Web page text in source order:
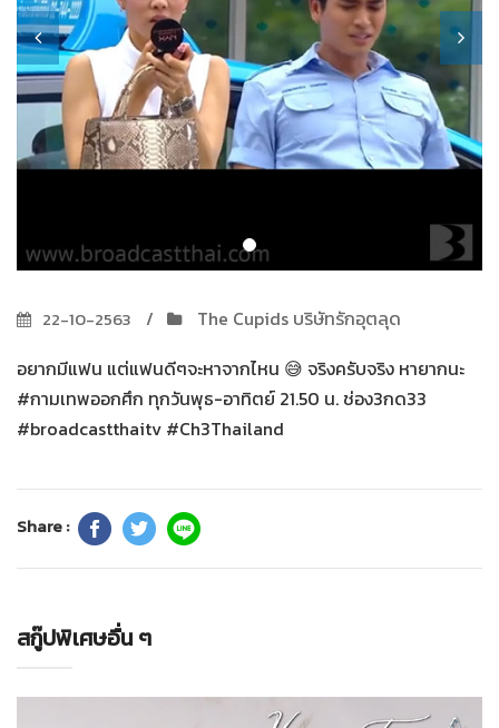
22-10-2563
The Cupids บริษัทรักอุตลุด
อยากมีแฟน แต่แฟนดีๆจะหาจากไหน 😅 จริงครับจริง หายากนะ
#กามเทพออกศึก ทุกวันพุธ-อาทิตย์ 21.50 น. ช่อง3กด33
#broadcastthaitv #Ch3Thailand
Share :
สกู๊ปพิเศษอื่น ๆ